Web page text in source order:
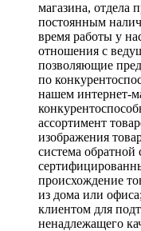
магазина, отдела
постоянным
время работы у
отношения с
позволяющие
по
нашем интернет-
ассортимент
изображения
система
происхождение
из дома или
клиентом для
ненадлежащего